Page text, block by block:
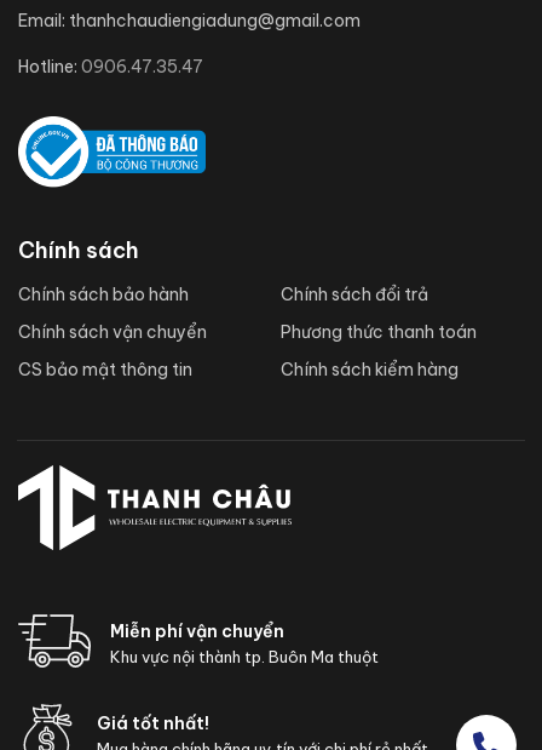
Email: thanhchaudiengiadung@gmail.com
Hotline: 0906.47.35.47
Chính sách
Chính sách bảo hành
Chính sách vận chuyển
CS bảo mật thông tin
Chính sách đổi trả
Phương thức thanh toán
Chính sách kiểm hàng
Miễn phí vận chuyển
Khu vực nội thành tp. Buôn Ma thuột
Giá tốt nhất!